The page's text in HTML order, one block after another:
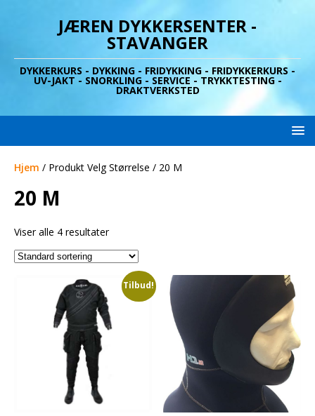
JÆREN DYKKERSENTER -
STAVANGER
DYKKERKURS - DYKKING - FRIDYKKING - FRIDYKKERKURS -
UV-JAKT - SNORKLING - SERVICE - TRYKKTESTING -
DRAKTVERKSTED
Hjem / Produkt Velg Størrelse / 20 M
20 M
Viser alle 4 resultater
Tilbud!